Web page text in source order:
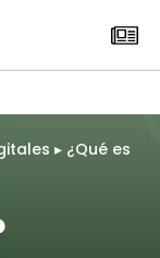
▸ ¿Qué es